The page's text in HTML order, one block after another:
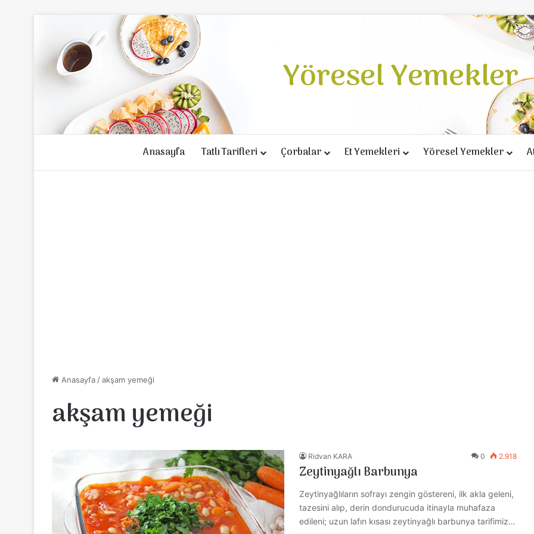
Yöresel Yemekler
Anasayfa Tatlı Tarifleri Çorbalar Et Yemekleri Yöresel Yemekler
Anasayfa /akşam yemeği
akşam yemeği
Ridvan KARA 0 2.918
Zeytinyağlı Barbunya
Zeytinyağlıların sofrayı zengin göstereni, ilk akla geleni,
tazesini alıp, derin dondurucuda itinayla muhafaza
edileni; uzun lafın kısası zeytinyağlı barbunya tarifimiz…